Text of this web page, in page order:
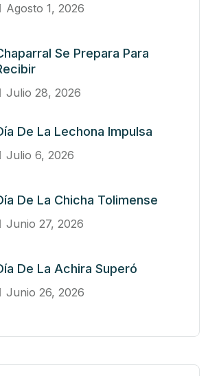
Agosto 1, 2026
Se Prepara Para
Julio 28, 2026
De La Lechona Impulsa
Julio 6, 2026
De La Chicha Tolimense
Junio 27, 2026
De La Achira Superó
Junio 26, 2026